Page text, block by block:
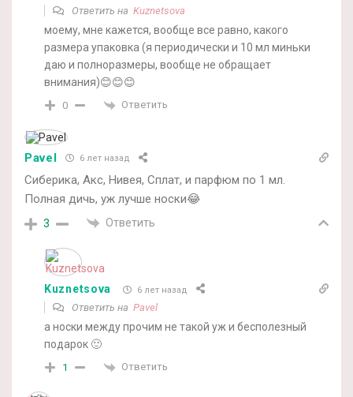
Ответить на Kuznetsova
моему, мне кажется, вообще все равно, какого
размера упаковка (я периодически и 10 мл миньки
даю и полноразмеры, вообще не обращает
внимания)😊😊😊
0 Ответить
Pavel 6 лет назад
Сиберика, Акс, Нивея, Сплат, и парфюм по 1 мл.
Полная дичь, уж лучше носки😂
3 Ответить
Kuznetsova 6 лет назад
Ответить на Pavel
а носки между прочим не такой уж и бесполезный
подарок 🙂
1 Ответить